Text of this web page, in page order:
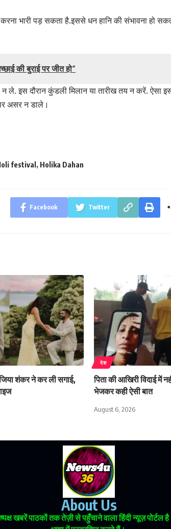
भारी पड़ सकता है.इससे धन हानि की संभावना हो
की बुराई पर जीत हो”
ले. इस दौरान कुंडली मिलान या तारीख तय न करें. ऐसा
असर न डाले।
festival , Holika Dahan
Facebook Twitter
शंकर ने कर ली सगाई,
देश
पिता की आखिरी विदाई में
भेजकर कही ऐसी बात
August 6, 2026
About Us
खबरें पाठकों तक तेज़ी से पहुँचाने वाला हिंदी न्यूज़